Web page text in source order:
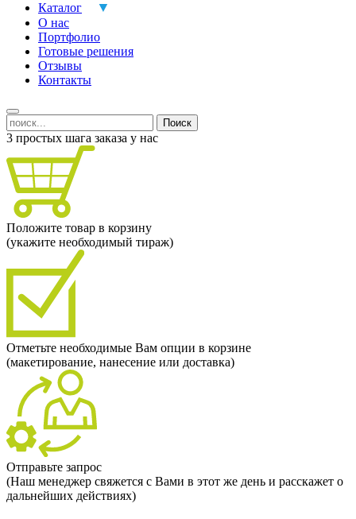
Каталог
О нас
Портфолио
Готовые решения
Отзывы
Контакты
Поиск
3 простых шага заказа у нас
Положите товар в корзину
(укажите необходимый тираж)
Отметьте необходимые Вам опции в корзине
(макетирование, нанесение или доставка)
Отправьте запрос
(Наш менеджер свяжется с Вами в этот же день и расскажет о
дальнейших действиях)